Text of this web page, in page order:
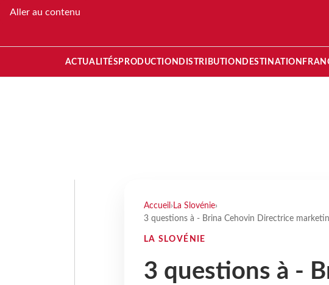
Aller au contenu
ACTUALITÉS PRODUCTION DISTRIBUTION DESTINATION
Accueil › La Slovénie›
3 questions à - Brina Cehovin Directrice
LA SLOVÉNIE
3 questions à -